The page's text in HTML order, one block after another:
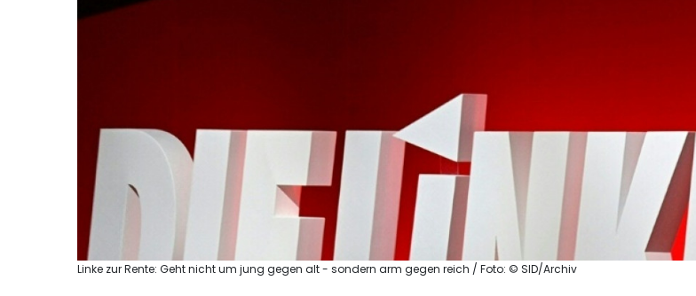
Linke zur Rente: Geht nicht um jung gegen alt - sondern arm gegen reich / Foto: © SID/Archiv